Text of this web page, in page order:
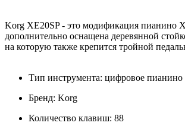
Korg XE20SP - это модификация пианино
дополнительно оснащена деревянной
на которую также крепится тройной
Тип инструмента: цифровое пианино
Бренд: Korg
Количество клавиш: 88